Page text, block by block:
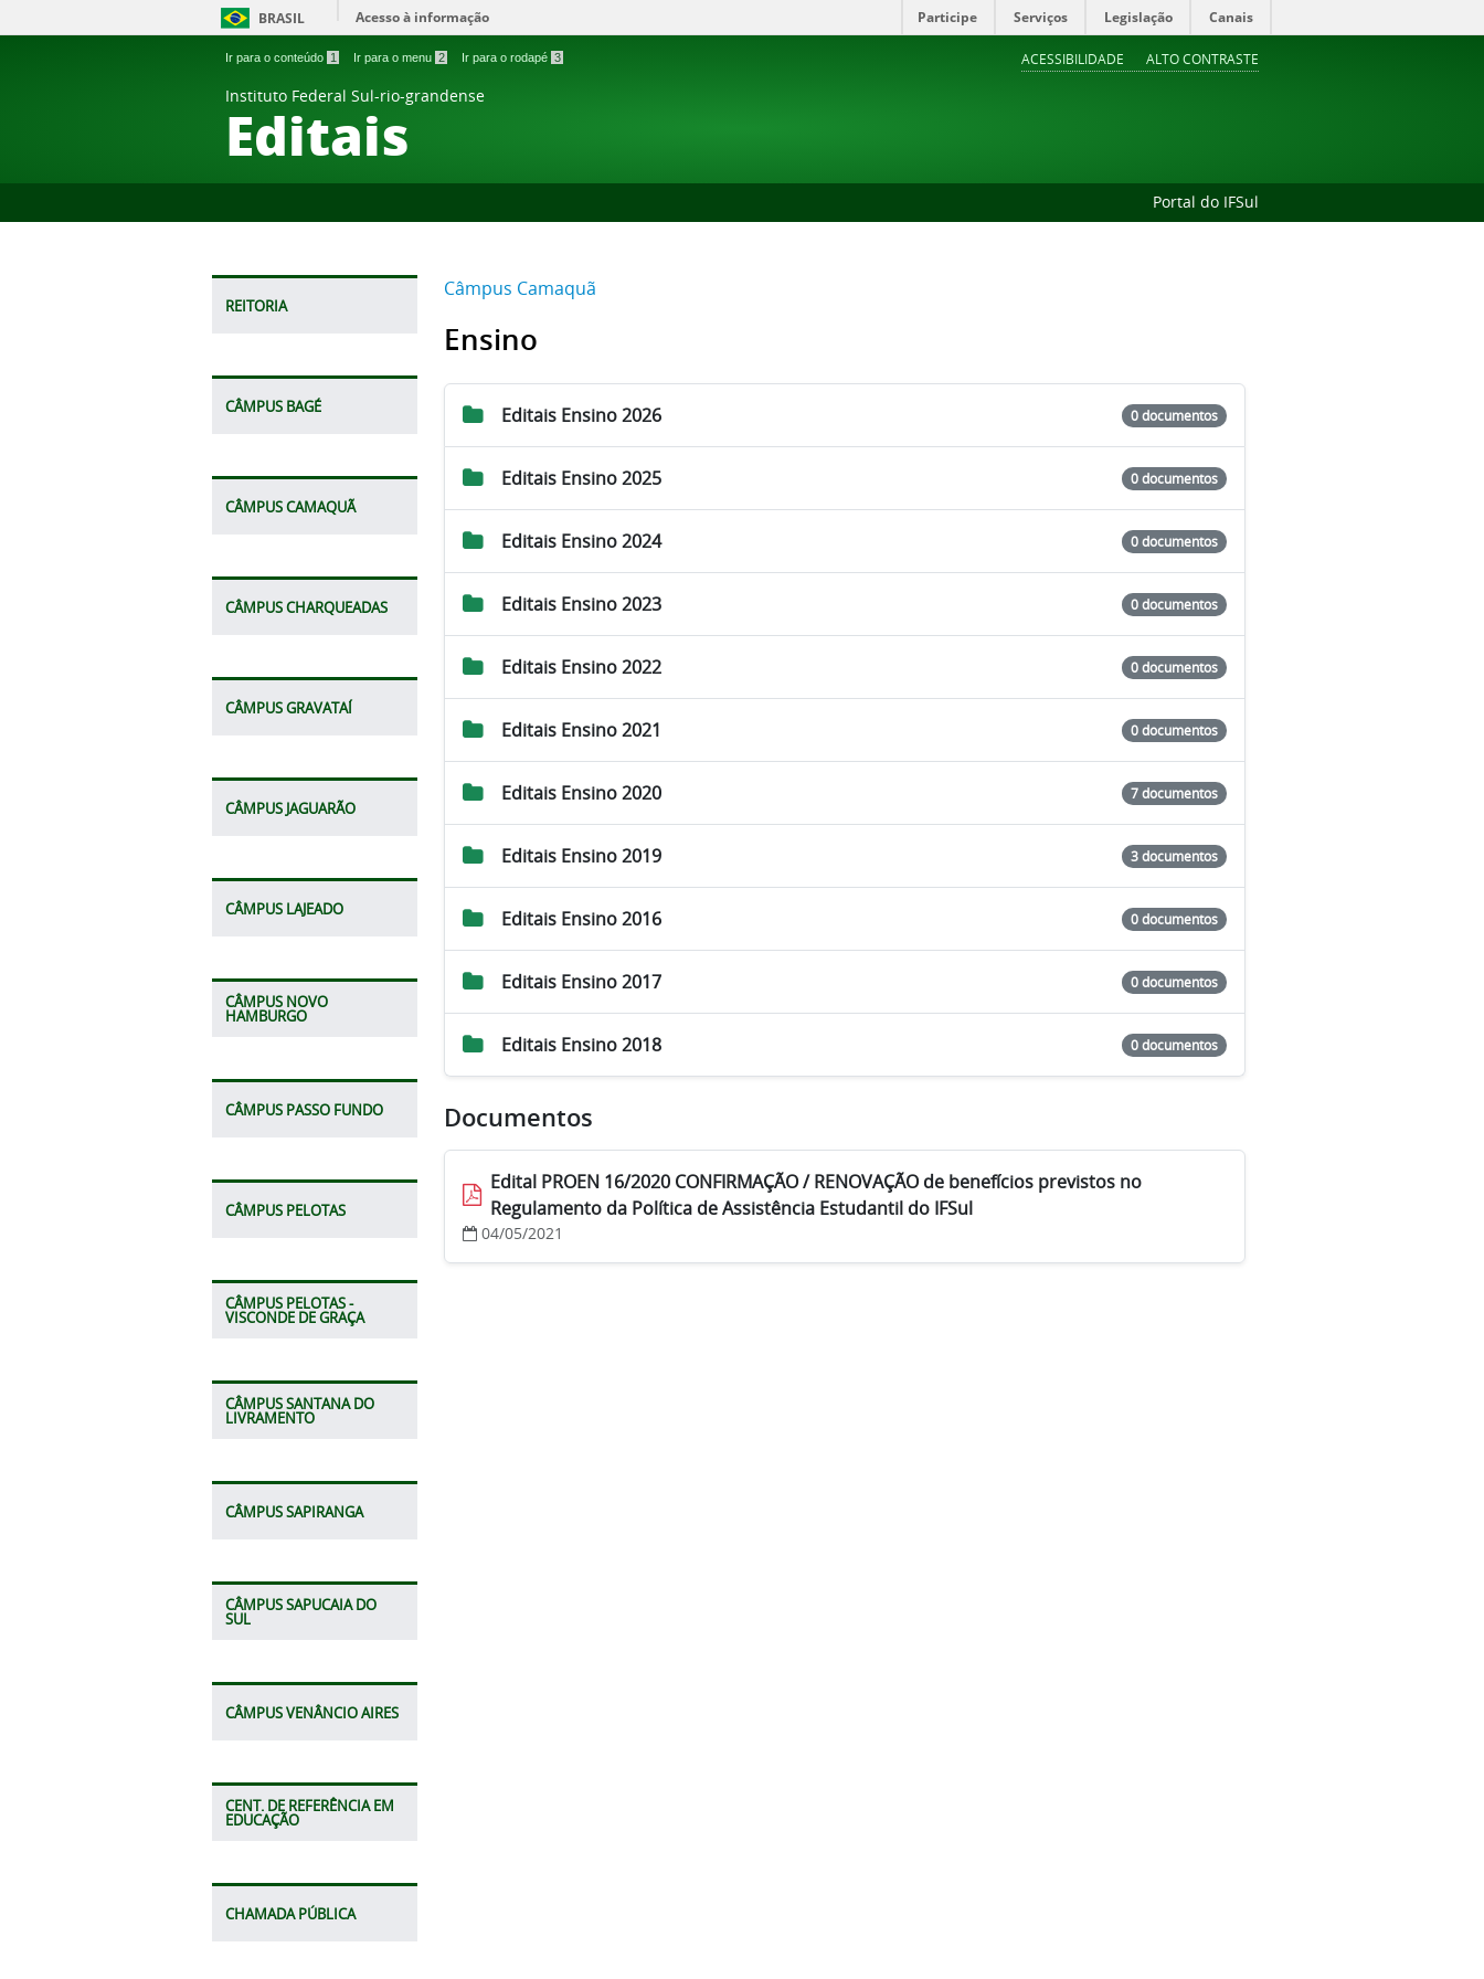
BRASIL Acesso à informação Participe Serviços Legislação Canais
Ir para o conteúdo 1 Ir para o menu 2 Ir para o rodapé 3 ACESSIBILIDADE ALTO CONTRASTE
Instituto Federal Sul-rio-grandense
Editais
Portal do IFSul
REITORIA
CÂMPUS BAGÉ
CÂMPUS CAMAQUÃ
CÂMPUS CHARQUEADAS
CÂMPUS GRAVATAÍ
CÂMPUS JAGUARÃO
CÂMPUS LAJEADO
CÂMPUS NOVO
HAMBURGO
CÂMPUS PASSO FUNDO
CÂMPUS PELOTAS
CÂMPUS PELOTAS -
VISCONDE DE GRAÇA
CÂMPUS SANTANA DO
LIVRAMENTO
CÂMPUS SAPIRANGA
CÂMPUS SAPUCAIA DO
SUL
CÂMPUS VENÂNCIO AIRES
CENT. DE REFERÊNCIA EM
EDUCAÇÃO
CHAMADA PÚBLICA
Câmpus Camaquã
Ensino
Editais Ensino 2026 0 documentos
Editais Ensino 2025 0 documentos
Editais Ensino 2024 0 documentos
Editais Ensino 2023 0 documentos
Editais Ensino 2022 0 documentos
Editais Ensino 2021 0 documentos
Editais Ensino 2020 7 documentos
Editais Ensino 2019 3 documentos
Editais Ensino 2016 0 documentos
Editais Ensino 2017 0 documentos
Editais Ensino 2018 0 documentos
Documentos
Edital PROEN 16/2020 CONFIRMAÇÃO / RENOVAÇÃO de benefícios previstos no
Regulamento da Política de Assistência Estudantil do IFSul
04/05/2021